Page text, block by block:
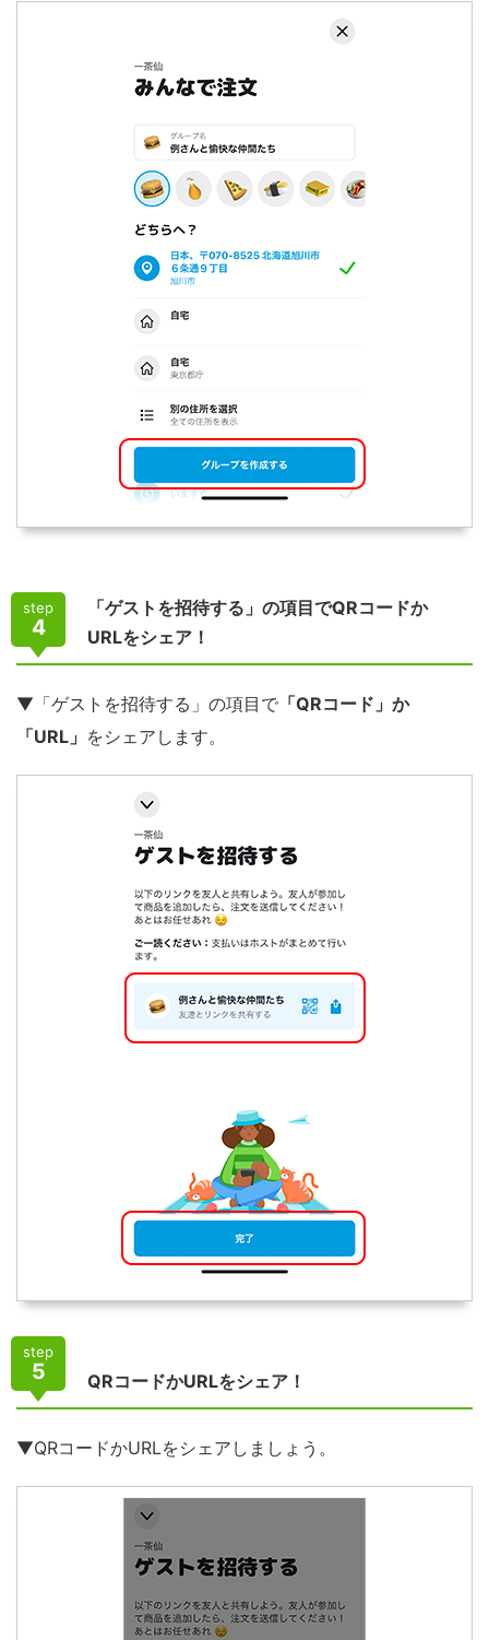
step
4
「ゲストを招待する」の項目でQRコードか
URLをシェア！
▼「ゲストを招待する」の項目で 「QRコード」か
「URL」 をシェアします。
step
5 QRコードかURLをシェア！
▼QRコードかURLをシェアしましょう。